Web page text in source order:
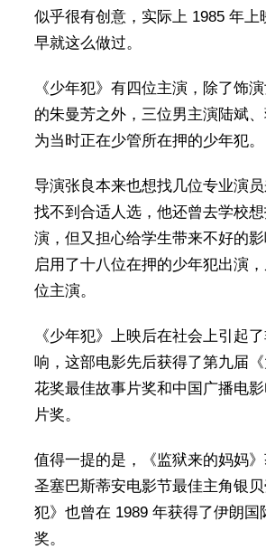
似乎很有创意，实际上 1985 年上
早就这么做过。
《少年犯》有四位主演，除了饰
的朱曼芳之外，三位男主演陆斌
为当时正在少管所在押的少年犯。
导演张良本来也想找几位专业演
找不到合适人选，他还曾去学校
演，但又担心给学生带来不好的
启用了十八位在押的少年犯出演
位主演。
《少年犯》上映后在社会上引起
响，这部电影先后获得了第九届
花奖最佳故事片奖和中国广播电
片奖。
值得一提的是，《监狱来的妈妈
圣塞巴斯蒂安电影节最佳主角银
犯》也曾在 1989 年获得了伊朗国
奖。